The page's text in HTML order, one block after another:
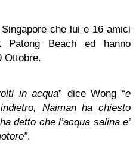
che lui e 16 amici
Beach ed hanno
Ottobre.
in acqua” dice Wong “e
Naiman ha chiesto
detto che l’acqua salina e’
.